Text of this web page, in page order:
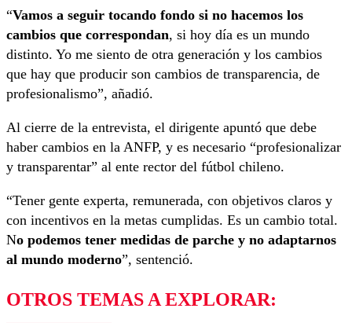
“Vamos a seguir tocando fondo si no hacemos los
cambios que correspondan, si hoy día es un mundo
distinto. Yo me siento de otra generación y los cambios
que hay que producir son cambios de transparencia, de
profesionalismo”, añadió.
Al cierre de la entrevista, el dirigente apuntó que debe
haber cambios en la ANFP, y es necesario “profesionalizar
y transparentar” al ente rector del fútbol chileno.
“Tener gente experta, remunerada, con objetivos claros y
con incentivos en la metas cumplidas. Es un cambio total.
No podemos tener medidas de parche y no adaptarnos
al mundo moderno”, sentenció.
OTROS TEMAS A EXPLORAR: